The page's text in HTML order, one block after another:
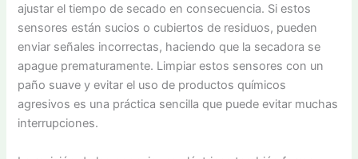
ajustar el tiempo de secado en consecuencia. Si estos
sensores están sucios o cubiertos de residuos, pueden
enviar señales incorrectas, haciendo que la secadora se
apague prematuramente. Limpiar estos sensores con un
paño suave y evitar el uso de productos químicos
agresivos es una práctica sencilla que puede evitar muchas
interrupciones.